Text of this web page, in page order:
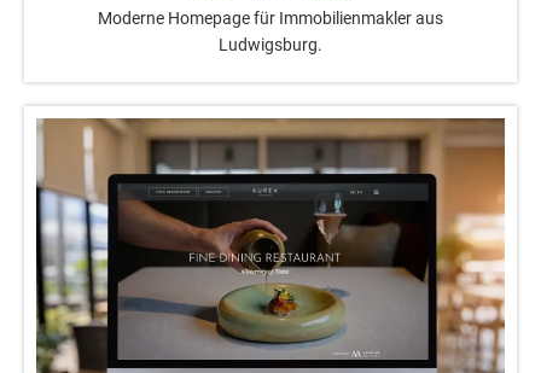
Moderne Homepage für Immobilienmakler aus
Ludwigsburg.